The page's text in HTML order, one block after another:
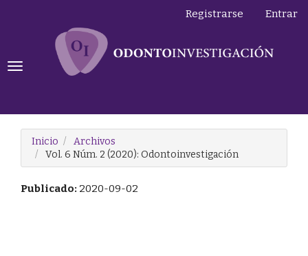
Contenido
principal
Registrarse Entrar
Toggle
Inicio
Archivos
Vol. 6 Núm. 2 (2020): Odontoinvestigación
Publicado: 2020-09-02